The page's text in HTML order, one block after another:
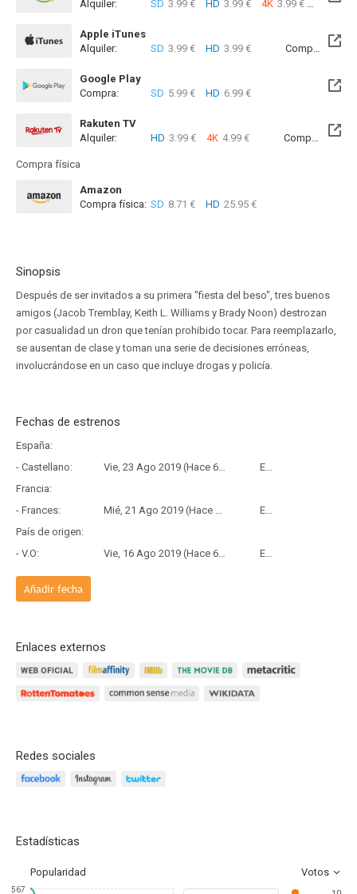
Alquiler: SD 3.99 € HD 3.99 € 4K 3.99 €
Apple iTunes
Alquiler:
SD 3.99 € HD 3.99 € Compra: SD
Google Play
Compra:
SD 5.99 € HD 6.99 €
Rakuten TV
Alquiler:
HD 3.99 € 4K 4.99 € Compra: SD
Compra física
Amazon
Compra física: SD 8.71 € HD 25.95 €
Sinopsis
Después de ser invitados a su primera "fiesta del beso", tres buenos
amigos (Jacob Tremblay, Keith L. Williams y Brady Noon) destrozan
por casualidad un dron que tenían prohibido tocar. Para reemplazarlo,
se ausentan de clase y toman una serie de decisiones erróneas,
involucrándose en un caso que incluye drogas y policía.
Fechas de estrenos
España:
- Castellano:
Vie, 23 Ago 2019 (Hace 6 años y 11 meses)
Estreno
Francia:
- Frances:
Mié, 21 Ago 2019 (Hace 6 años y 11 meses)
Estreno
País de origen:
- V.O:
Vie, 16 Ago 2019 (Hace 6 años y 11 meses) Estreno
Añadir fecha
Enlaces externos
Redes sociales
Estadísticas
Popularidad Votos
567